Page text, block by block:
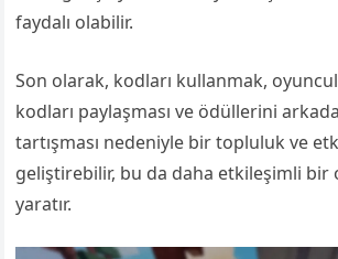
faydalı olabilir.
Son olarak, kodları kullanmak,
kodları paylaşması ve ödüllerini
tartışması nedeniyle bir topluluk ve
geliştirebilir, bu da daha etkileşimli bir
yaratır.